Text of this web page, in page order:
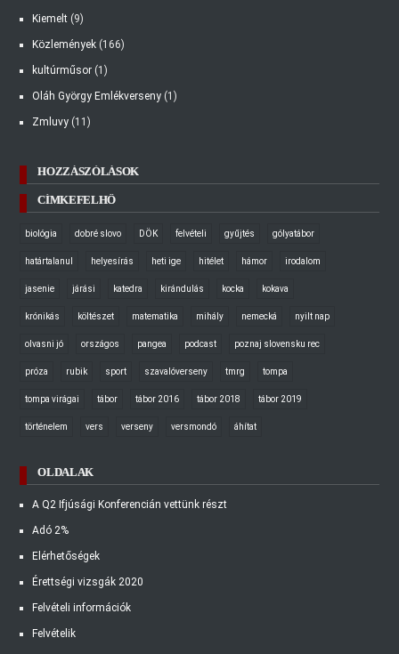
Kiemelt (9)
Közlemények (166)
kultúrműsor (1)
Oláh György Emlékverseny (1)
Zmluvy (11)
HOZZÁSZÓLÁSOK
CÍMKEFELHŐ
biológia dobré slovo DÖK felvételi gyűjtés gólyatábor
határtalanul helyesírás heti ige hitélet hámor irodalom
jasenie járási katedra kirándulás kocka kokava
krónikás költészet matematika mihály nemecká nyilt nap
olvasni jó országos pangea podcast poznaj slovensku rec
próza rubik sport szavalóverseny tmrg tompa
tompa virágai tábor tábor 2016 tábor 2018 tábor 2019
történelem vers verseny versmondó áhítat
OLDALAK
A Q2 Ifjúsági Konferencián vettünk részt
Adó 2%
Elérhetőségek
Érettségi vizsgák 2020
Felvételi információk
Felvételik